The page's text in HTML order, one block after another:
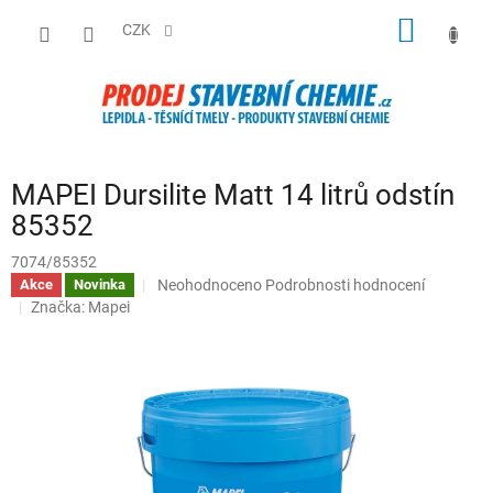
CZK
MAPEI Dursilite Matt 14 litrů odstín
85352
7074/85352
Akce Novinka
Průměrné
5
hvězdiček.
Neohodnoceno Podrobnosti hodnocení
Značka: Mapei